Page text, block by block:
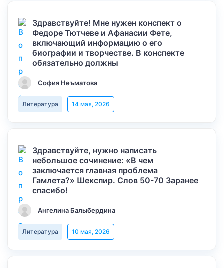
Здравствуйте! Мне нужен конспект о
Федоре Тютчеве и Афанасии Фете,
включающий информацию о его
биографии и творчестве. В конспекте
обязательно должны
София Неъматова
Литература 14 мая, 2026
Здравствуйте, нужно написать
небольшое сочинение: «В чем
заключается главная проблема
Гамлета?» Шекспир. Слов 50-70 Заранее
спасибо!
Ангелина Балыбердина
Литература 10 мая, 2026